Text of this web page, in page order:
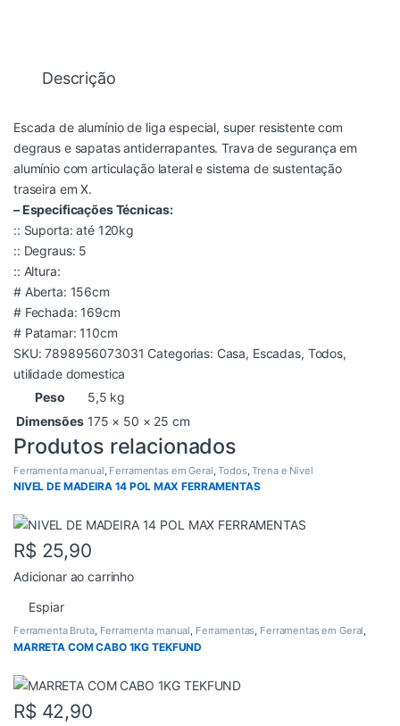
Descrição
Escada de alumínio de liga especial, super resistente com
degraus e sapatas antiderrapantes. Trava de segurança em
alumínio com articulação lateral e sistema de sustentação
traseira em X.
– Especificações Técnicas:
:: Suporta: até 120kg
:: Degraus: 5
:: Altura:
# Aberta: 156cm
# Fechada: 169cm
# Patamar: 110cm
SKU:7898956073031 Categorias: Casa, Escadas, Todos,
utilidade domestica
Peso
5,5 kg
Dimensões 175 × 50 × 25 cm
Produtos relacionados
Ferramenta manual Ferramentas em Geral ,Todos,Trena e Nivel
NIVEL DE MADEIRA 14 POL MAX FERRAMENTAS
R$ 25,90
Adicionar ao carrinho
Espiar
Ferramenta Bruta, Ferramenta manual, Ferramentas, Ferramentas em Geral,
Todos
MARRETA COM CABO 1KG TEKFUND
R$ 42,90